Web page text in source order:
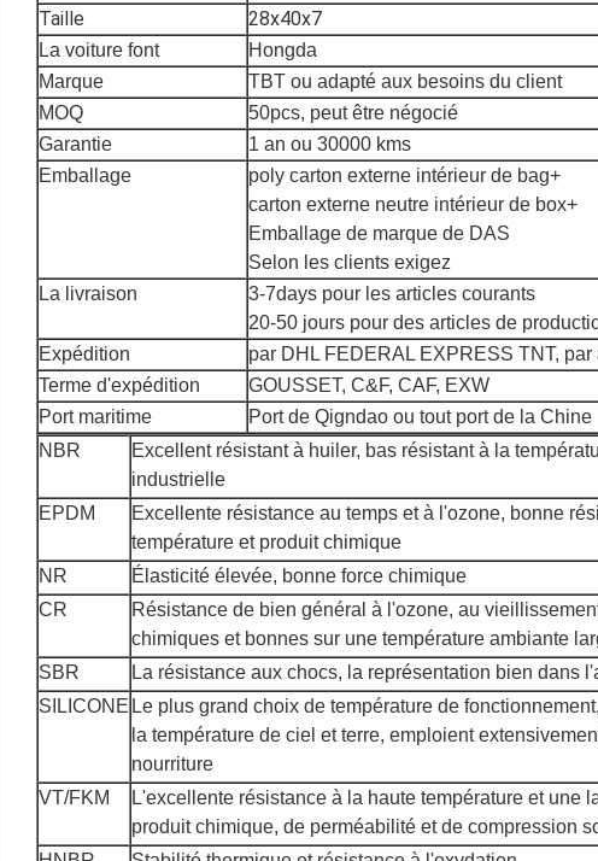
Taille 28x40x7
La voiture font
Hongda
Marque
TBT ou adapté aux besoins du client
MOQ
50pcs, peut être négocié
Garantie
1 an ou 30000 kms
Emballage
poly carton externe intérieur de bag+
carton externe neutre intérieur de box+
Emballage de marque de DAS
Selon les clients exigez
La livraison
3-7days pour les articles courants
20-50 jours pour des articles de
Expédition
par DHL FEDERAL EXPRESS TNT, par
Terme d'expédition
GOUSSET, C&F, CAF, EXW
Port maritime
Port de Qigndao ou tout port de la Chine
NBR
Excellent résistant à huiler, bas résistant à la
industrielle
EPDM
Excellente résistance au temps et à l'ozone, bonne
température et produit chimique
NR
Élasticité élevée, bonne force chimique
CR
Résistance de bien général à l'ozone, au
chimiques et bonnes sur une température ambiante
SBR
La résistance aux chocs, la représentation bien dans
SILICONE Le plus grand choix de température de
la température de ciel et terre, emploient
nourriture
VT/FKM
L'excellente résistance à la haute température et une
produit chimique, de perméabilité et de compression